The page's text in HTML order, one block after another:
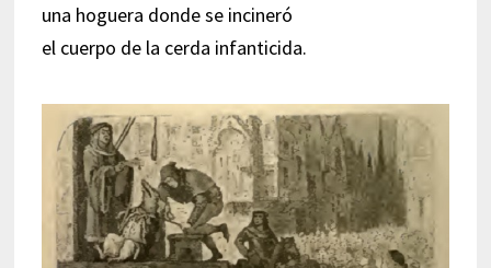
una hoguera donde se incineró
el cuerpo de la cerda infanticida.